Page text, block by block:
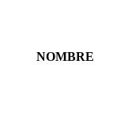
NOMBRE